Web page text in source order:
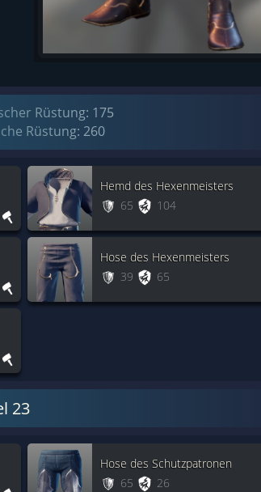
Rüstung: 175
Rüstung: 260
Hemd des Hexenmeisters
65
104
Hose des Hexenmeisters
39
65
23
Hose des Schutzpatronen
65
26